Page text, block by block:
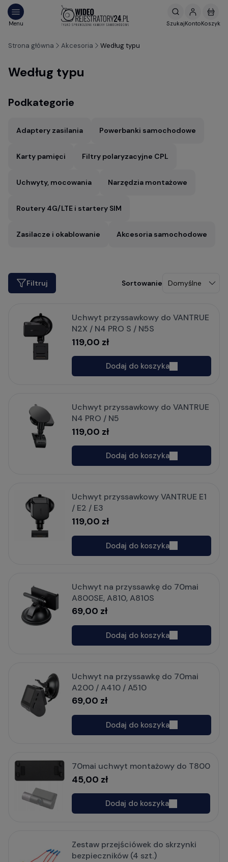
Strona główna Akcesoria Według typu
Według typu
Podkategorie
Adaptery zasilania Powerbanki samochodowe
Karty pamięci Filtry polaryzacyjne CPL
Uchwyty, mocowania Narzędzia montażowe
Routery 4G/LTE i startery SIM
Zasilacze i okablowanie Akcesoria samochodowe
Filtruj
Uchwyt przyssawkowy do VANTRUE
N2X / N4 PRO S / N5S
119,00 zł
Dodaj do koszyka
Uchwyt przyssawkowy do VANTRUE
N4 PRO / N5
119,00 zł
Dodaj do koszyka
Uchwyt przyssawkowy VANTRUE E1
/ E2 / E3
119,00 zł
Dodaj do koszyka
Uchwyt na przyssawkę do 70mai
A800SE, A810, A810S
69,00 zł
Dodaj do koszyka
Uchwyt na przyssawkę do 70mai
A200 / A410 / A510
69,00 zł
Dodaj do koszyka
70mai uchwyt montażowy do T800
45,00 zł
Dodaj do koszyka
Zestaw przejściówek do skrzynki
bezpieczników (4 szt.)